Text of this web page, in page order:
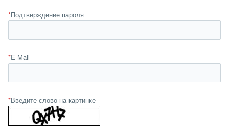
*Подтверждение пароля
*E-Mail
*Введите слово на картинке